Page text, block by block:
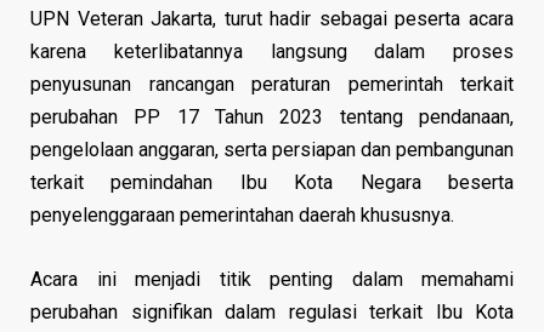
UPN Veteran Jakarta, turut hadir sebagai peserta acara
karena keterlibatannya langsung dalam proses
penyusunan rancangan peraturan pemerintah terkait
perubahan PP 17 Tahun 2023 tentang pendanaan,
pengelolaan anggaran, serta persiapan dan pembangunan
terkait pemindahan Ibu Kota Negara beserta
penyelenggaraan pemerintahan daerah khususnya.
Acara ini menjadi titik penting dalam memahami
perubahan signifikan dalam regulasi terkait Ibu Kota